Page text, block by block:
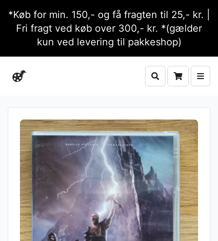
*Køb for min. 150,- og få fragten til 25,- kr. |
Fri fragt ved køb over 300,- kr. *(gælder
kun ved levering til pakkeshop)